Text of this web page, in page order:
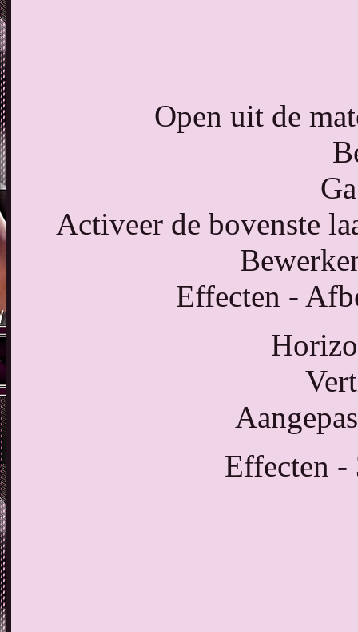
Open uit de
Activeer de bovenste
Effecten -
Effecten -